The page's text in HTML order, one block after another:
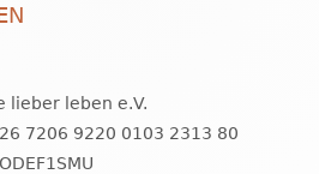
lieber leben e.V.
7206 9220 0103 2313 80